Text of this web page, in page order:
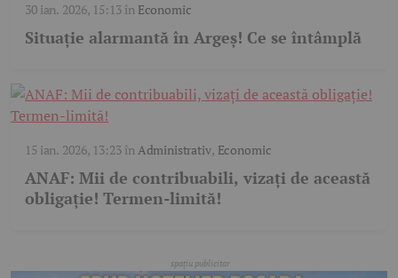
30 ian. 2026, 15:13în Economic
Situație alarmantă în Argeș! Ce se întâmplă
15 ian. 2026, 13:23înAdministrativ, Economic
ANAF: Mii de contribuabili, vizați de această
obligație! Termen-limită!